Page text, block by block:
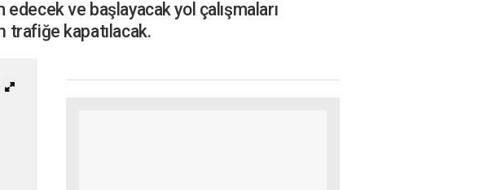
edecek ve başlayacak yol çalışmaları
trafiğe kapatılacak.